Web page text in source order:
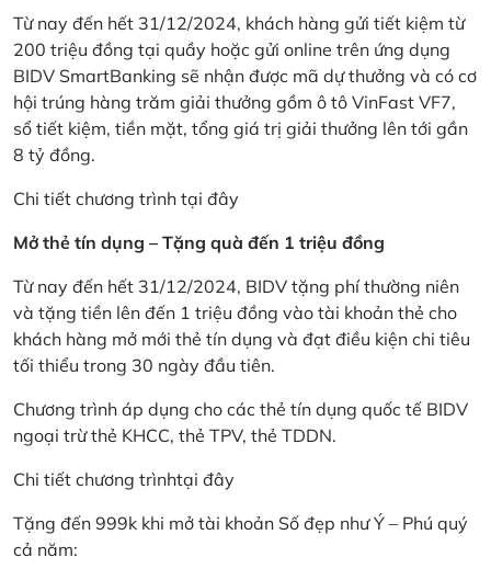
Từ nay đến hết 31/12/2024, khách hàng gửi tiết kiệm từ
200 triệu đồng tại quầy hoặc gửi online trên ứng dụng
BIDV SmartBanking sẽ nhận được mã dự thưởng và có cơ
hội trúng hàng trăm giải thưởng gồm ô tô VinFast VF7,
sổ tiết kiệm, tiền mặt, tổng giá trị giải thưởng lên tới gần
8 tỷ đồng.
Chi tiết chương trình tại đây
Mở thẻ tín dụng – Tặng quà đến 1 triệu đồng
Từ nay đến hết 31/12/2024, BIDV tặng phí thường niên
và tặng tiền lên đến 1 triệu đồng vào tài khoản thẻ cho
khách hàng mở mới thẻ tín dụng và đạt điều kiện chi tiêu
tối thiểu trong 30 ngày đầu tiên.
Chương trình áp dụng cho các thẻ tín dụng quốc tế BIDV
ngoại trừ thẻ KHCC, thẻ TPV, thẻ TDDN.
Chi tiết chương trìnhtại đây
Tặng đến 999k khi mở tài khoản Số đẹp như Ý – Phú quý
cả năm: